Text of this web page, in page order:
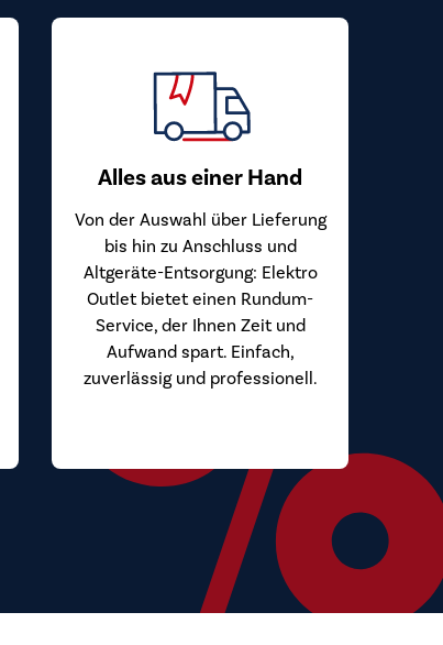
Alles aus einer Hand
Von der Auswahl über Lieferung
bis hin zu Anschluss und
Altgeräte-Entsorgung: Elektro
Outlet bietet einen Rundum-
Service, der Ihnen Zeit und
Aufwand spart. Einfach,
zuverlässig und professionell.